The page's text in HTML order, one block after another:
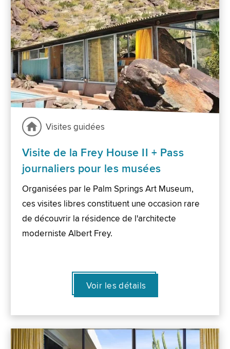
Visites guidées
Visite de la Frey House II + Pass
journaliers pour les musées
Organisées par le Palm Springs Art Museum,
ces visites libres constituent une occasion rare
de découvrir la résidence de l'architecte
moderniste Albert Frey.
Voir les détails